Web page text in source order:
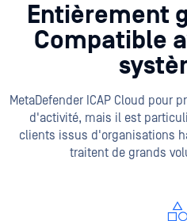
Entièrement
Compatible
MetaDefender ICAP Cloud pour
d'activité, mais il est
clients issus d'organisations
traitent de grands